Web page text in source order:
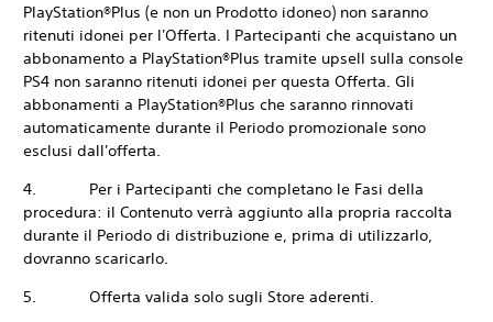
PlayStation®Plus (e non un Prodotto idoneo) non saranno
ritenuti idonei per l'Offerta. I Partecipanti che acquistano un
abbonamento a PlayStation®Plus tramite upsell sulla console
PS4 non saranno ritenuti idonei per questa Offerta. Gli
abbonamenti a PlayStation®Plus che saranno rinnovati
automaticamente durante il Periodo promozionale sono
esclusi dall'offerta.
4. Per i Partecipanti che completano le Fasi della
procedura: il Contenuto verrà aggiunto alla propria raccolta
durante il Periodo di distribuzione e, prima di utilizzarlo,
dovranno scaricarlo.
5. Offerta valida solo sugli Store aderenti.